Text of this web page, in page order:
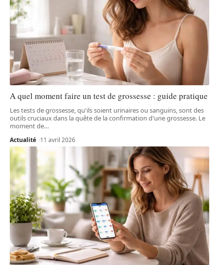
A quel moment faire un test de grossesse : guide pratique
Les tests de grossesse, qu'ils soient urinaires ou sanguins, sont des
outils cruciaux dans la quête de la confirmation d'une grossesse. Le
moment de…
Actualité 11 avril 2026